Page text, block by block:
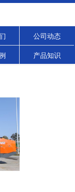
公司动态
产品知识